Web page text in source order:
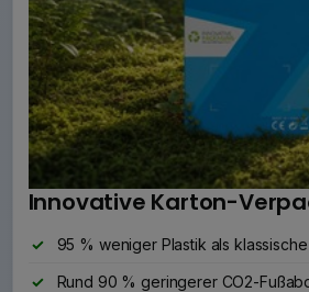
Innovative Karton-
95 % weniger Plastik als
Rund 90 % geringerer CO2-